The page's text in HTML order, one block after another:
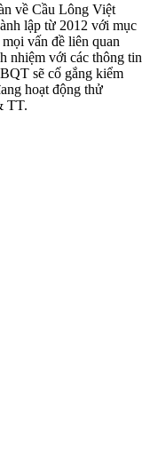
về Cầu Lông Việt
lập từ 2012 với mục
vấn đề liên quan
nhiệm với các thông tin
sẽ cố gắng kiểm
hoạt động thử
TT.